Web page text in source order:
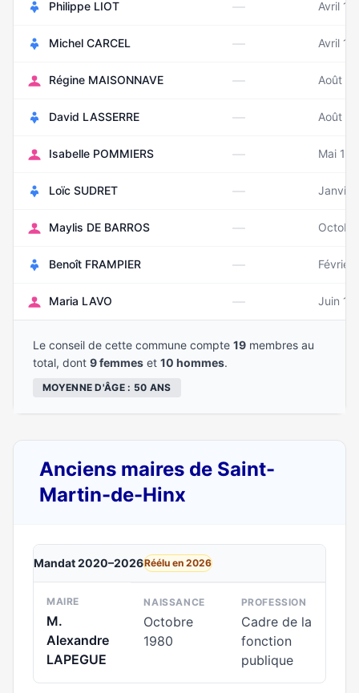
Philippe LIOT — Avril
Michel CARCEL — Avril
Régine MAISONNAVE — Août
David LASSERRE — Août
Isabelle POMMIERS — Mai
Loïc SUDRET — Janvier
Maylis DE BARROS —
Benoît FRAMPIER — Février
Maria LAVO — Juin
Le conseil de cette commune compte 19 membres au
total, dont 9 femmes et 10 hommes.
MOYENNE D'ÂGE : 50 ANS
Anciens maires de Saint-
Martin-de-Hinx
Mandat 2020–2026Réélu en 2026
MAIRE
M.
Alexandre
LAPEGUE
NAISSANCE
Octobre
1980
PROFESSION
Cadre de la
fonction
publique